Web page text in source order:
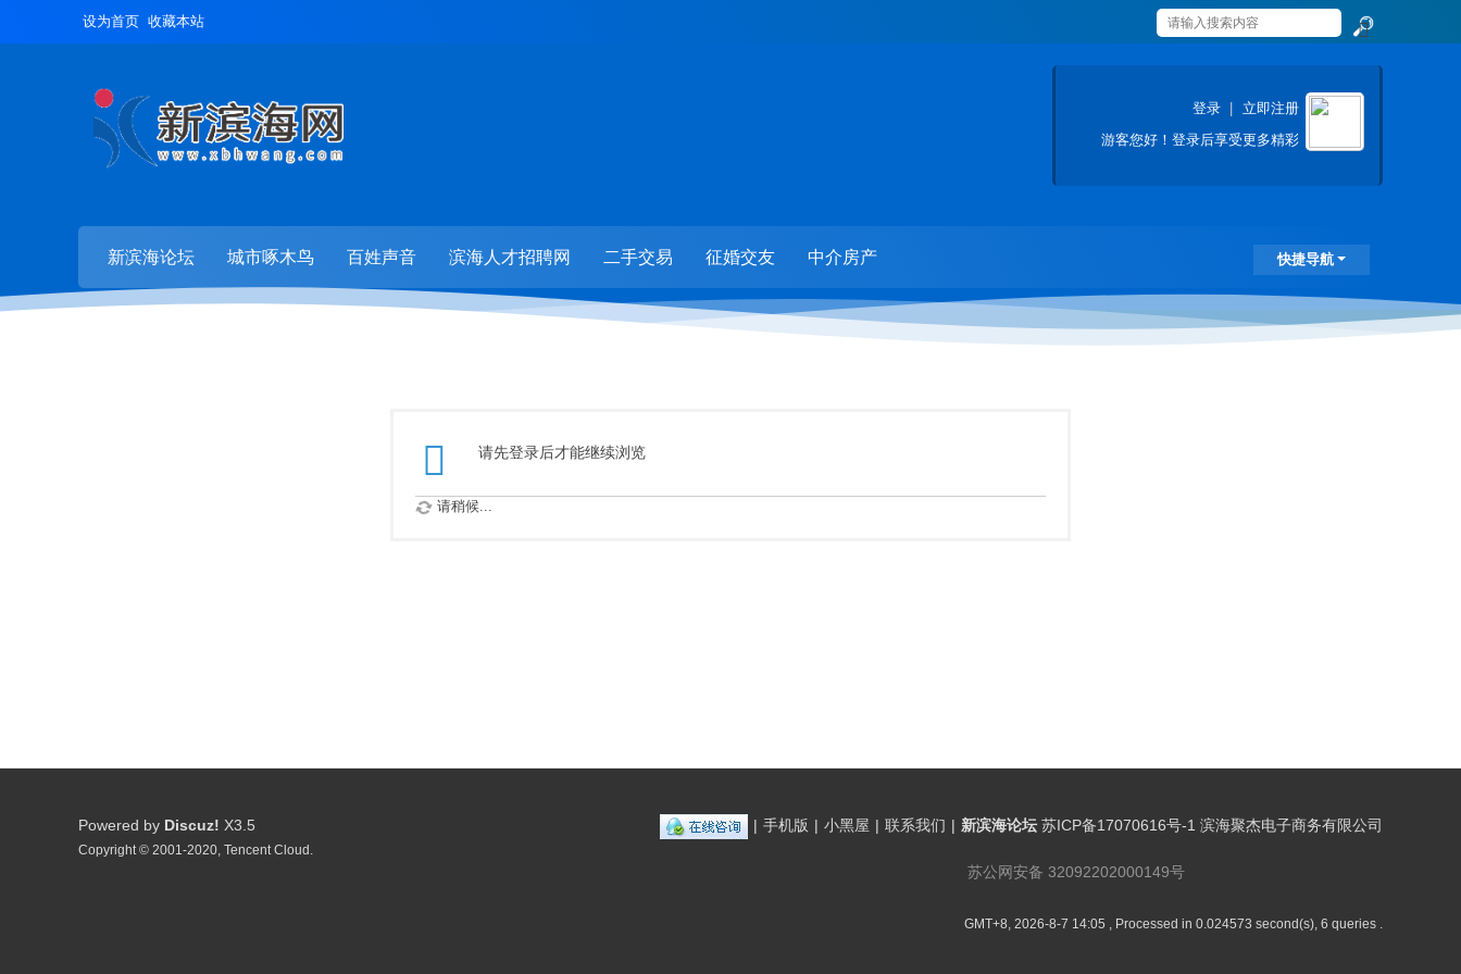
设为首页 收藏本站
索
登录
立即注册
游客您好！登录后享受更多精彩
快捷导航
新滨海论坛 城市啄木鸟 百姓声音 滨海人才招聘网 二手交易 征婚交友 中介房产
请先登录后才能继续浏览
请稍候...
| 手机版 | 小黑屋 | 联系我们 | 新滨海论坛 苏ICP备17070616号-1 滨海聚杰电子商务有限公司
苏公网安备 32092202000149号
GMT+8, 2026-8-7 14:05 , Processed in 0.024573 second(s), 6 queries .
Powered by Discuz! X3.5
Copyright © 2001-2020, Tencent Cloud.